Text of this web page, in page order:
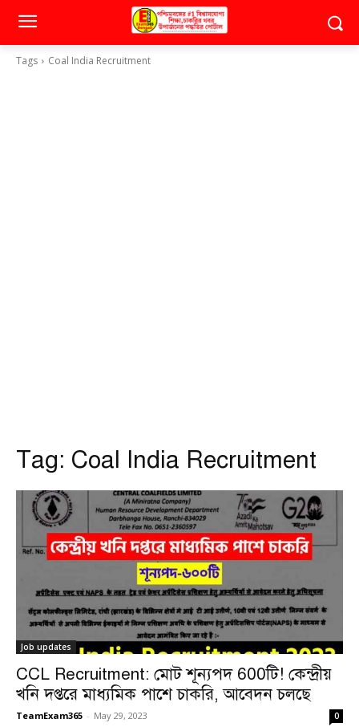
Tags Coal India Recruitment
Tag: Coal India Recruitment
Job updates
CCL Recruitment: মোট শূন্যপদ 600টি! কেন্দ্রীয়
খনি দপ্তরে মাধ্যমিক পাশে চাকরি, আবেদন চলছে
TeamExam365 - May 29, 2023 0